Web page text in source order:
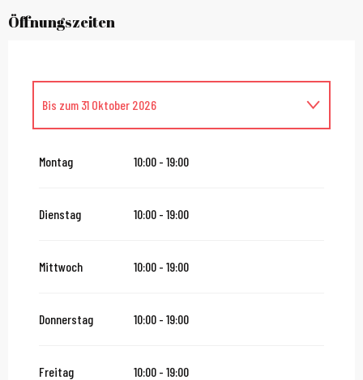
Öffnungszeiten
Bis zum 31 Oktober 2026
Montag 10:00 - 19:00
Dienstag 10:00 - 19:00
Mittwoch 10:00 - 19:00
Donnerstag 10:00 - 19:00
Freitag 10:00 - 19:00